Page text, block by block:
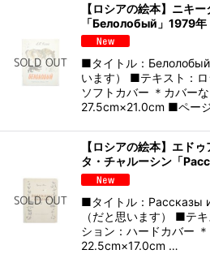
【ロシアの絵本】ニキ
「Белолобый」1979年
■タイトル：
います） ■テキスト：
ソフトカバー ＊カバー
27.5cm×21.0cm ■ペー
【ロシアの絵本】エド
タ・チャルーシン「
■タイトル：Рассказы
（だと思います） ■テ
ション：ハードカバー
22.5cm×17.0cm …